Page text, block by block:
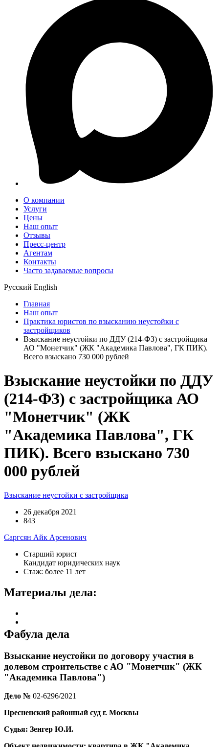
О компании
Услуги
Цены
Наш опыт
Отзывы
Пресс-центр
Агентам
Контакты
Часто задаваемые вопросы
Русский English
Главная
Наш опыт
Практика юристов по взысканию неустойки с
застройщиков
Взыскание неустойки по ДДУ (214-ФЗ) с застройщика
АО "Монетчик" (ЖК "Академика Павлова", ГК ПИК).
Всего взыскано 730 000 рублей
Взыскание неустойки по ДДУ
(214-ФЗ) с застройщика АО
"Монетчик" (ЖК
"Академика Павлова", ГК
ПИК). Всего взыскано 730
000 рублей
Взыскание неустойки с застройщика
26 декабря 2021
843
Саргсян Айк Арсенович
Старший юрист
Кандидат юридических наук
Стаж: более 11 лет
Материалы дела:
Фабула дела
Взыскание неустойки по договору участия в
долевом строительстве с АО "Монетчик" (ЖК
"Академика Павлова")
Дело № 02-6296/2021
Пресненский районный суд г. Москвы
Судья: Зенгер Ю.И.